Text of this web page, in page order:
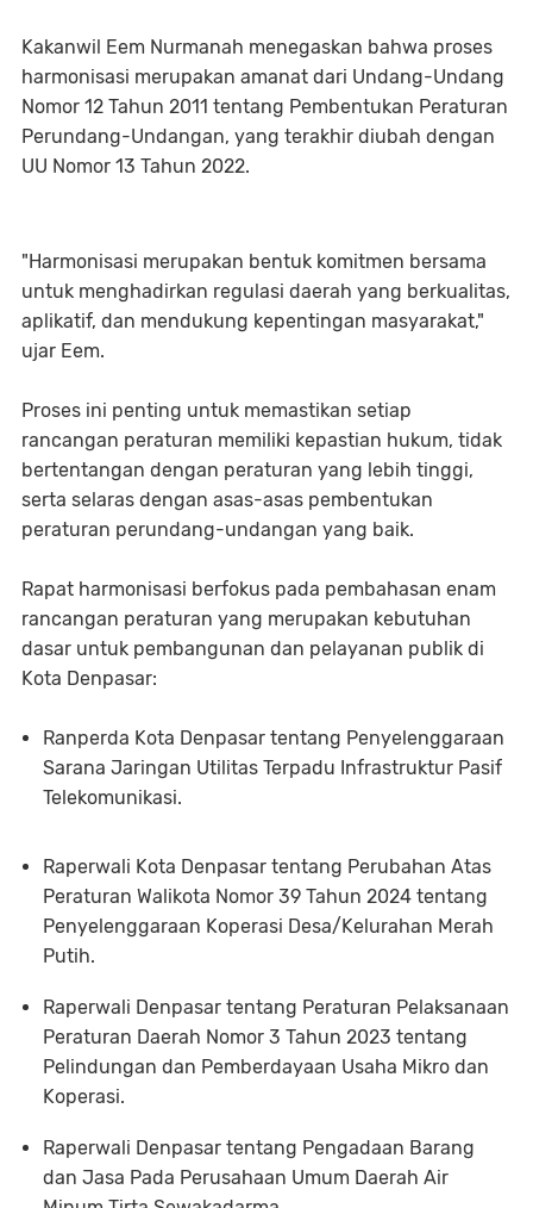
Kakanwil Eem Nurmanah menegaskan bahwa proses
harmonisasi merupakan amanat dari Undang-Undang
Nomor 12 Tahun 2011 tentang Pembentukan Peraturan
Perundang-Undangan, yang terakhir diubah dengan
UU Nomor 13 Tahun 2022.
"Harmonisasi merupakan bentuk komitmen bersama
untuk menghadirkan regulasi daerah yang berkualitas,
aplikatif, dan mendukung kepentingan masyarakat,"
ujar Eem.
Proses ini penting untuk memastikan setiap
rancangan peraturan memiliki kepastian hukum, tidak
bertentangan dengan peraturan yang lebih tinggi,
serta selaras dengan asas-asas pembentukan
peraturan perundang-undangan yang baik.
Rapat harmonisasi berfokus pada pembahasan enam
rancangan peraturan yang merupakan kebutuhan
dasar untuk pembangunan dan pelayanan publik di
Kota Denpasar:
Ranperda Kota Denpasar tentang Penyelenggaraan
Sarana Jaringan Utilitas Terpadu Infrastruktur Pasif
Telekomunikasi.
Raperwali Kota Denpasar tentang Perubahan Atas
Peraturan Walikota Nomor 39 Tahun 2024 tentang
Penyelenggaraan Koperasi Desa/Kelurahan Merah
Putih.
Raperwali Denpasar tentang Peraturan Pelaksanaan
Peraturan Daerah Nomor 3 Tahun 2023 tentang
Pelindungan dan Pemberdayaan Usaha Mikro dan
Koperasi.
Raperwali Denpasar tentang Pengadaan Barang
dan Jasa Pada Perusahaan Umum Daerah Air